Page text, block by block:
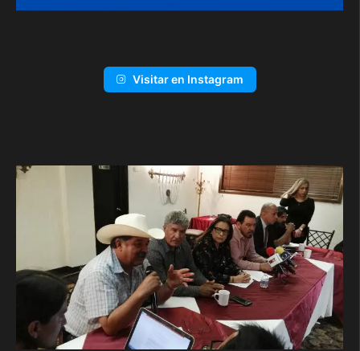
Visitar en Instagram